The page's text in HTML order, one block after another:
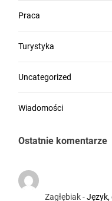
Praca
Turystyka
Uncategorized
Wiadomości
Ostatnie komentarze
Zagłębiak-Język,